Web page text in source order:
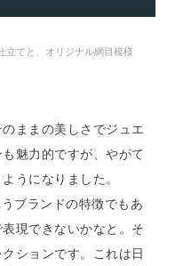
立てと、オリジナル網目模様
ままの美しさでジュエ
魅力的ですが、やがて
うになりました。
ブランドの特徴でもあ
現できないかなと。そ
ションです。これは日